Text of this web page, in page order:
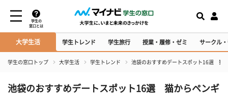
学生の
窓口とは
大学生活 学生トレンド 学生旅行 授業・履修・ゼミ サークル
学生の窓口トップ 大学生活 学生トレンド 池袋のおすすめデートスポット16選 猫
池袋のおすすめデートスポット16選 猫からペンギ